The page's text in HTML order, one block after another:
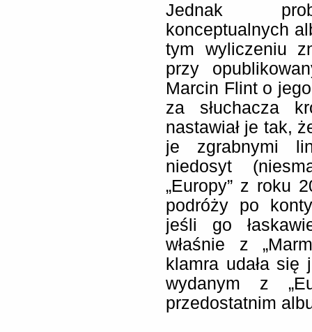
Jednak
konceptualnych
tym wyliczeniu
przy
Marcin Flint o
za słuchacza
nastawiał je tak,
je zgrabnymi
niedosyt
„Europy” z roku
podróży po
jeśli go
właśnie z
klamra udała
wydanym z
przedostatnim